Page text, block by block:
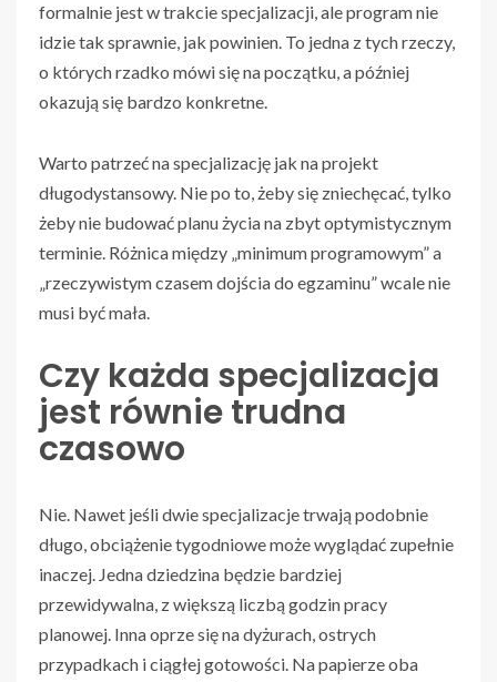
formalnie jest w trakcie specjalizacji, ale program nie
idzie tak sprawnie, jak powinien. To jedna z tych rzeczy,
o których rzadko mówi się na początku, a później
okazują się bardzo konkretne.
Warto patrzeć na specjalizację jak na projekt
długodystansowy. Nie po to, żeby się zniechęcać, tylko
żeby nie budować planu życia na zbyt optymistycznym
terminie. Różnica między „minimum programowym” a
„rzeczywistym czasem dojścia do egzaminu” wcale nie
musi być mała.
Czy każda specjalizacja
jest równie trudna
czasowo
Nie. Nawet jeśli dwie specjalizacje trwają podobnie
długo, obciążenie tygodniowe może wyglądać zupełnie
inaczej. Jedna dziedzina będzie bardziej
przewidywalna, z większą liczbą godzin pracy
planowej. Inna oprze się na dyżurach, ostrych
przypadkach i ciągłej gotowości. Na papierze oba